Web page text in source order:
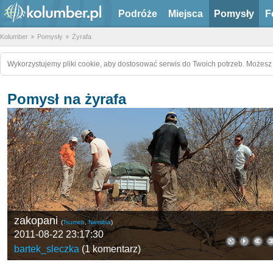
Podróże Miejsca Pomysły
Kolumber Pomysły Żyrafa
Wykorzystujemy pliki cookie, aby dostosować serwis do Twoich potrzeb.
Pomysł na żyrafa
zakopani (Tsumeb,Namibia)
2011-08-22 23:17:30
bartek_sleczka (1 komentarz)